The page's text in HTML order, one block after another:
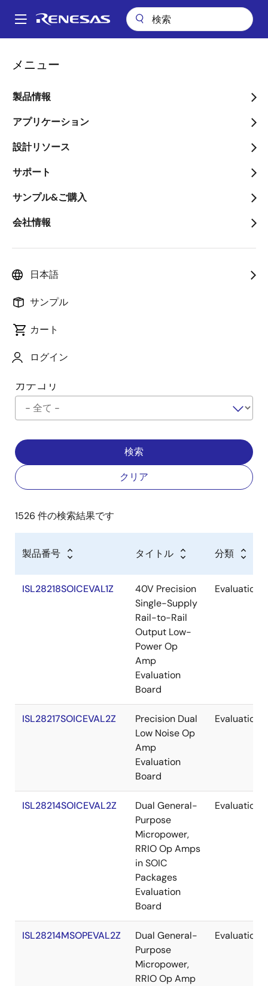
ン
Main
メニュー
製品情報
アプリケーション
設計リソース
サポート
サンプル&ご購入
会社情報
日本語
サンプル
カート
ログイン
パ
ン
く
ず
キーワード
分類 詳細を確認
会社名
カテゴリ
1526 件の検索結果です
製品番号 タイトル 分類
ISL28218SOICEVAL1Z
40V Precision
Single-Supply
Rail-to-Rail
Output Low-
Power Op
Amp
Evaluation
Board
Evaluation
ISL28217SOICEVAL2Z
Precision Dual
Low Noise Op
Amp
Evaluation
Board
Evaluation
ISL28214SOICEVAL2Z
Dual General-
Purpose
Micropower,
RRIO Op Amps
in SOIC
Packages
Evaluation
Board
Evaluation
ISL28214MSOPEVAL2Z
Dual General-
Purpose
Micropower,
RRIO Op Amp
Evaluation